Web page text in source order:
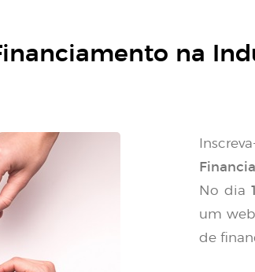
na
No dia
um
de